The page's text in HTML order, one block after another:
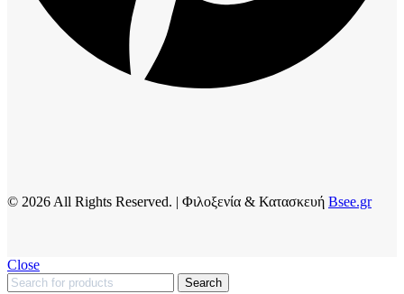
© 2026 All Rights Reserved. | Φιλοξενία & Κατασκευή Bsee.gr
Close
Search